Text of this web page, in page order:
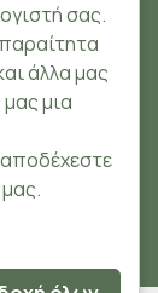
σας.
άλλα μας
μια